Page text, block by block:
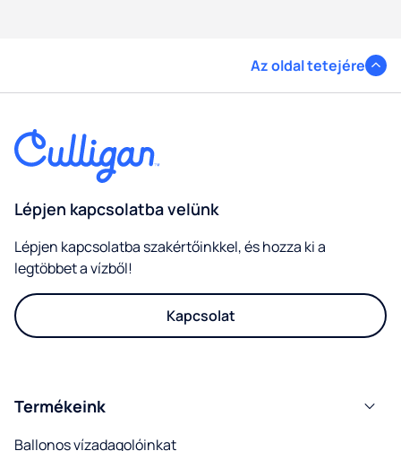
Az oldal tetejére
Lépjen kapcsolatba velünk
Lépjen kapcsolatba szakértőinkkel, és hozza ki a
legtöbbet a vízből!
Kapcsolat
Termékeink
Ballonos vízadagolóinkat